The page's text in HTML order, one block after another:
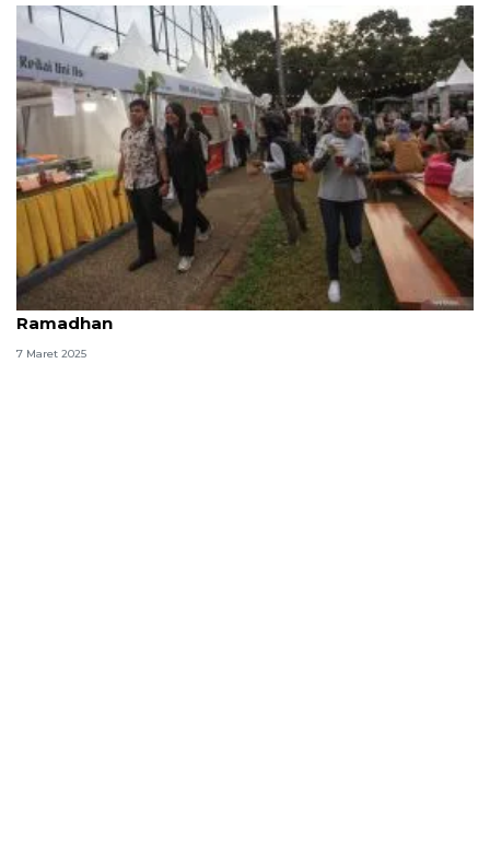
Arti kata "mokel" istilah bahasa gaul di bulan puasa
Ramadhan
7 Maret 2025